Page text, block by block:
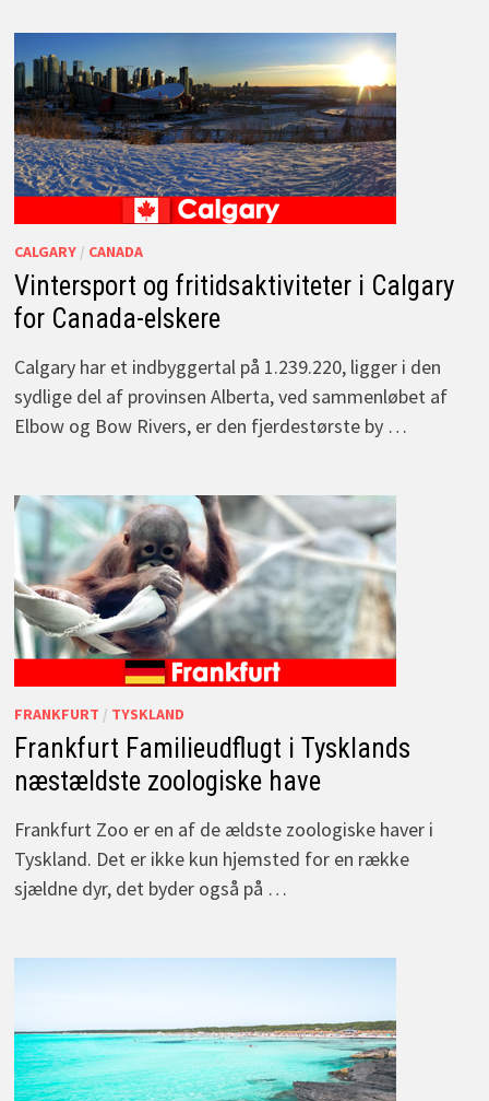
CALGARY/ CANADA
Vintersport og fritidsaktiviteter i Calgary
for Canada-elskere
Calgary har et indbyggertal på 1.239.220, ligger i den
sydlige del af provinsen Alberta, ved sammenløbet af
Elbow og Bow Rivers, er den fjerdestørste by …
FRANKFURT / TYSKLAND
Frankfurt Familieudflugt i Tysklands
næstældste zoologiske have
Frankfurt Zoo er en af de ældste zoologiske haver i
Tyskland. Det er ikke kun hjemsted for en række
sjældne dyr, det byder også på …